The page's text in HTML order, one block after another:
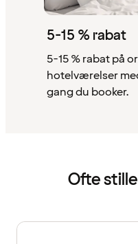
5-15 % rabat
5-15 % rabat på
hotelværelser
gang du booker.
Ofte